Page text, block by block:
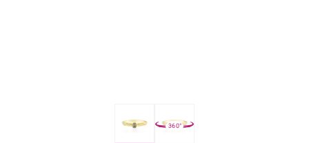
360°